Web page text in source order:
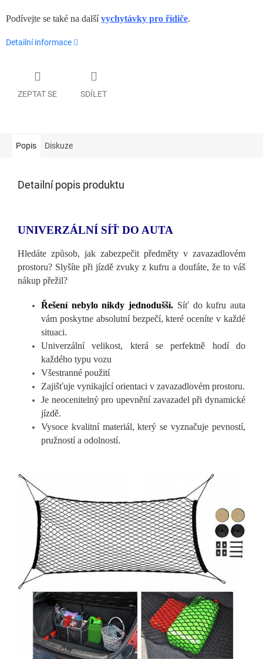
Podívejte se také na dalšívychytávky pro řidiče.
Detailní informace
ZEPTAT SE SDÍLET
Popis Diskuze
Detailní popis produktu
UNIVERZÁLNÍ SÍŤ DO AUTA
Hledáte způsob, jak zabezpečit předměty v zavazadlovém
prostoru? Slyšíte při jízdě zvuky z kufru a doufáte, že to váš
nákup přežil?
Řešení nebylo nikdy jednodušší. Síť do kufru auta
vám poskytne absolutní bezpečí, které oceníte v každé
situaci.
Univerzální velikost, která se perfektně hodí do
každého typu vozu
Všestranné použití
Zajišťuje vynikající orientaci v zavazadlovém prostoru.
Je neocenitelný pro upevnění zavazadel při dynamické
jízdě.
Vysoce kvalitní materiál, který se vyznačuje pevností,
pružností a odolností.